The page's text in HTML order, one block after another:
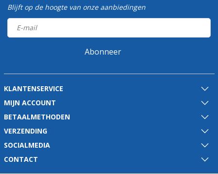
Blijft op de hoogte van onze aanbiedingen
Abonneer
KLANTENSERVICE
MIJN ACCOUNT
BETAALMETHODEN
VERZENDING
SOCIALMEDIA
CONTACT